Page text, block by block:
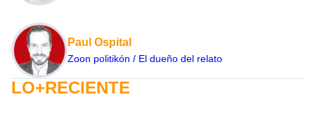
Paul Ospital
Zoon politikón / El dueño del relato
LO+RECIENTE